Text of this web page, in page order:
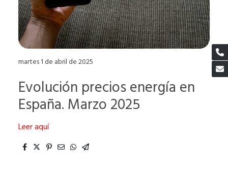
martes 1 de abril de 2025
Evolución precios energía en
España. Marzo 2025
Leer aquí